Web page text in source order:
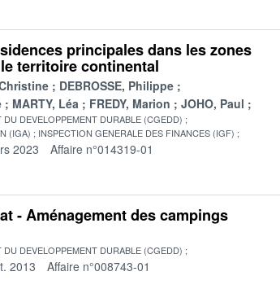
principales dans les zones
territoire continental
DEBROSSE, Philippe
MARTY, Léa FREDY, Marion JOHO, Paul
DEVELOPPEMENT DURABLE (CGEDD)
(IGA)
INSPECTION GENERALE DES FINANCES (IGF)
2023 Affaire n°014319-01
- Aménagement des campings
DEVELOPPEMENT DURABLE (CGEDD)
2013 Affaire n°008743-01